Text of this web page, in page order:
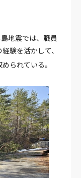
地震では、職員
験を活かして、
られている。